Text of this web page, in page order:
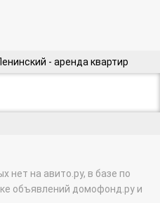
- аренда квартир
нет на авито.ру, в базе по
объявлений домофонд.ру и